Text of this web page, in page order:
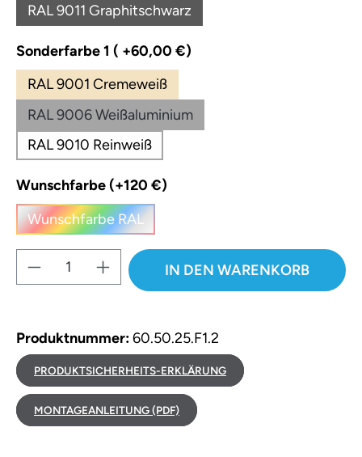
RAL 9011 Graphitschwarz
(Diese Option ist zurzeit nicht verfügbar.)
Sonderfarbe 1 ( +60,00 €)
RAL 9001 Cremeweiß
RAL 9006 Weißaluminium
RAL 9010 Reinweiß
Wunschfarbe (+120 €)
Wunschfarbe RAL
(Diese Option ist zurzeit nicht verfügbar.)
Produkt Anzahl: Gib denIN DEN WARENKORB
Produktnummer:60.50.25.F1.2
PRODUKTSICHERHEITS-ERKLÄRUNG
MONTAGEANLEITUNG (PDF)